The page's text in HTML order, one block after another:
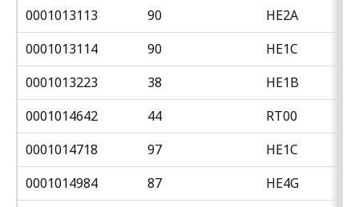
0001013113
90
HE2A
0001013114
90
HE1C
0001013223
38
HE1B
0001014642
44
RT00
0001014718
97
HE1C
0001014984
87
HE4G